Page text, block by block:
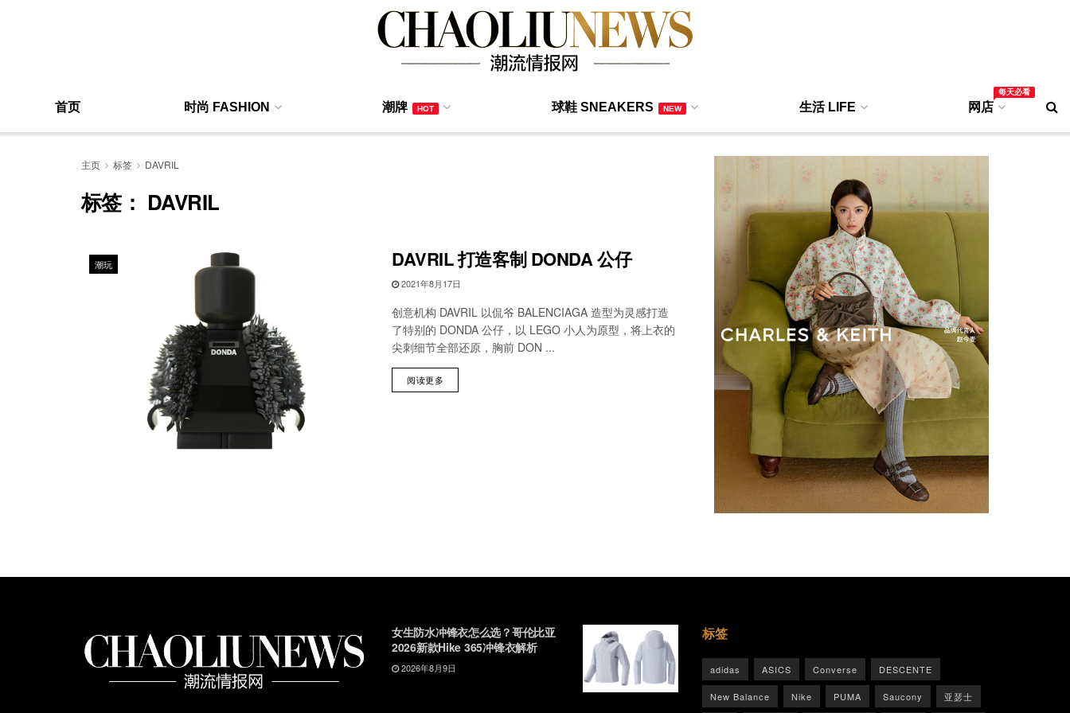
首页 时尚 FASHION 潮牌 HOT 球鞋 SNEAKERS NEW 生活 LIFE 网店
每天必看
主页 标签 DAVRIL
标签： DAVRIL
潮玩 DAVRIL 打造客制 DONDA 公仔
2021年8月17日
创意机构 DAVRIL 以侃爷 BALENCIAGA 造型为灵感打造
了特别的 DONDA 公仔，以 LEGO 小人为原型，将上衣的
尖刺细节全部还原，胸前 DON ...
阅读更多
女生防水冲锋衣怎么选？哥伦比亚
2026新款Hike 365冲锋衣解析
2026年8月9日
标签
adidas ASICS Converse DESCENTE
New Balance Nike PUMA Saucony 亚瑟士